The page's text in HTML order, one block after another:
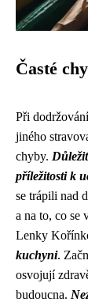
Časté
Při
jiného
chyby.
příležitosti k
se trápili nad
a na to, co se
Lenky
kuchyni.
osvojují
budoucna.